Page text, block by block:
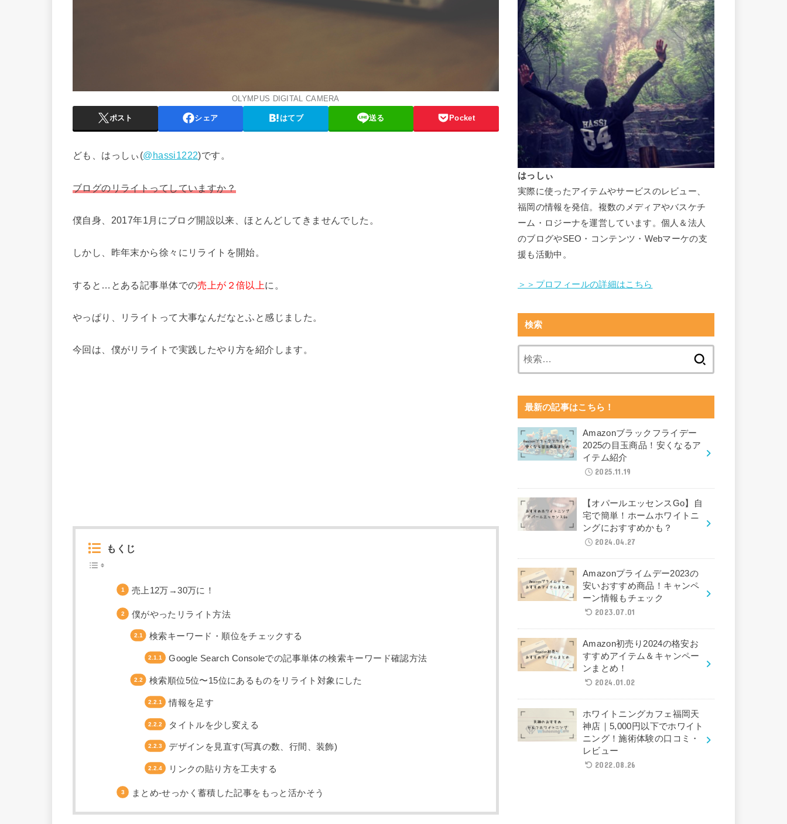
OLYMPUS DIGITAL CAMERA
ポスト シェア はてブ 送る Pocket
ども、はっしぃ(@hassi1222)です。
ブログのリライトってしていますか？
僕自身、2017年1月にブログ開設以来、ほとんどしてきませんでした。
しかし、昨年末から徐々にリライトを開始。
すると…とある記事単体での売上が２倍以上に。
やっぱり、リライトって大事なんだなとふと感じました。
今回は、僕がリライトで実践したやり方を紹介します。
もくじ
売上12万→30万に！
僕がやったリライト方法
検索キーワード・順位をチェックする
Google Search Consoleでの記事単体の検索キーワード確認方法
検索順位5位〜15位にあるものをリライト対象にした
情報を足す
タイトルを少し変える
デザインを見直す(写真の数、行間、装飾)
リンクの貼り方を工夫する
まとめ-せっかく蓄積した記事をもっと活かそう
はっしぃ
実際に使ったアイテムやサービスのレビュー、
福岡の情報を発信。複数のメディアやバスケチ
ーム・ロジーナを運営しています。個人＆法人
のブログやSEO・コンテンツ・Webマーケの支
援も活動中。
＞＞プロフィールの詳細はこちら
検索
最新の記事はこちら！
Amazonブラックフライデー
2025の目玉商品！安くなるア
イテム紹介
2025.11.19
【オパールエッセンスGo】自
宅で簡単！ホームホワイトニ
ングにおすすめかも？
2024.04.27
Amazonプライムデー2023の
安いおすすめ商品！キャンペ
ーン情報もチェック
2023.07.01
Amazon初売り2024の格安お
すすめアイテム＆キャンペー
ンまとめ！
2024.01.02
ホワイトニングカフェ福岡天
神店｜5,000円以下でホワイト
ニング！施術体験の口コミ・
レビュー
2022.08.26